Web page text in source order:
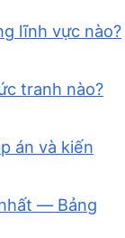
lĩnh vực nào?
tranh nào?
án và kiến
— Bảng